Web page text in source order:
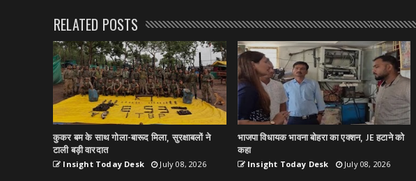
RELATED POSTS
कुकर बम के साथ गोला-बारूद मिला, सुरक्षाबलों ने
टाली बड़ी वारदात
Insight Today Desk July 08, 2026
भाजपा विधायक भावना बोहरा का एक्शन, JE हटाने को
कहा
Insight Today Desk July 08, 2026